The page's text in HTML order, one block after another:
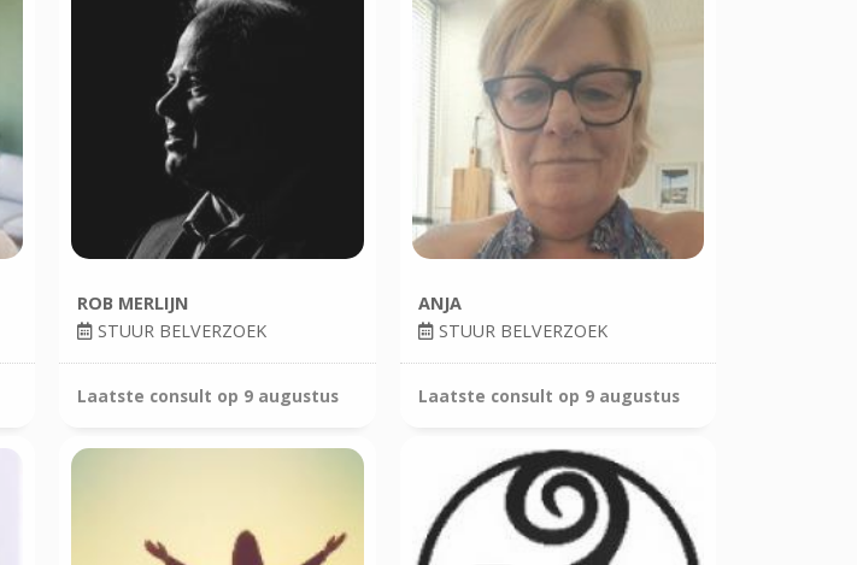
ROB MERLIJN
STUUR BELVERZOEK
Laatste consult op 9 augustus
ANJA
STUUR BELVERZOEK
Laatste consult op 9 augustus